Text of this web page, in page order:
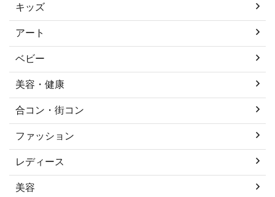
キッズ
アート
ベビー
美容・健康
合コン・街コン
ファッション
レディース
美容